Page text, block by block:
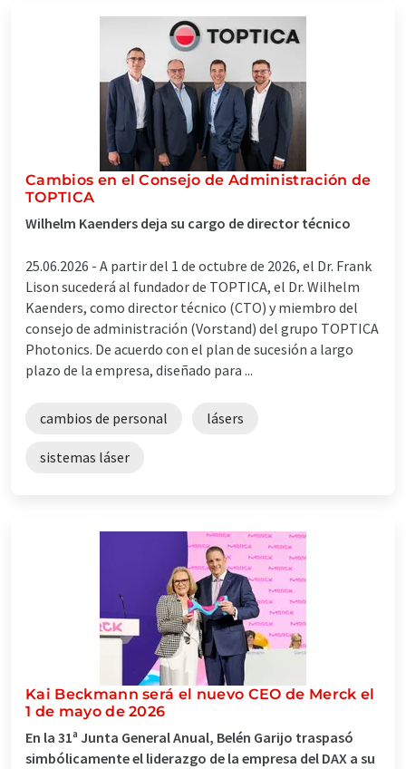
Cambios en el Consejo de Administración de
TOPTICA
Wilhelm Kaenders deja su cargo de director técnico
25.06.2026 - A partir del 1 de octubre de 2026, el Dr. Frank
Lison sucederá al fundador de TOPTICA, el Dr. Wilhelm
Kaenders, como director técnico (CTO) y miembro del
consejo de administración (Vorstand) del grupo TOPTICA
Photonics. De acuerdo con el plan de sucesión a largo
plazo de la empresa, diseñado para ...
cambios de personal lásers
sistemas láser
Kai Beckmann será el nuevo CEO de Merck el
1 de mayo de 2026
En la 31ª Junta General Anual, Belén Garijo traspasó
simbólicamente el liderazgo de la empresa del DAX a su